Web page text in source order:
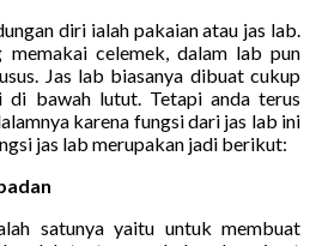
diri ialah pakaian atau jas lab.
celemek, dalam lab pun
Jas lab biasanya dibuat cukup
di bawah lutut. Tetapi anda terus
karena fungsi dari jas lab ini
jas lab merupakan jadi berikut:
satunya yaitu untuk membuat